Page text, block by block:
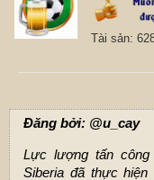
Tài sản:
Đăng bởi: @u_cay
Lực lượng tấn
Siberia đã thực